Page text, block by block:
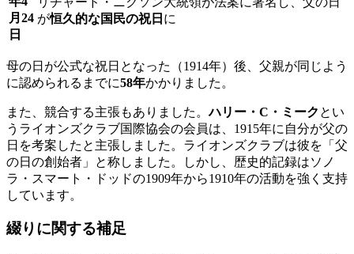
月24
日
が恒久的な国民の祝日 に
母の日が公式な祝日となった（1914年）後、父親が同じよう
に認められるまでに58年かかりました。
また、競合する主張もありました。ハリー・C・ミーク とい
うライオンズクラブ国際協会の会員は、1915年に自分が父の
日を考案したと主張しました。ライオンズクラブは彼を「父
の日の創始者」と称しました。しかし、歴史的記録はソノ
ラ・スマート・ドッドの1909年から1910年の活動を強く支持
しています。
綴りに関する補足